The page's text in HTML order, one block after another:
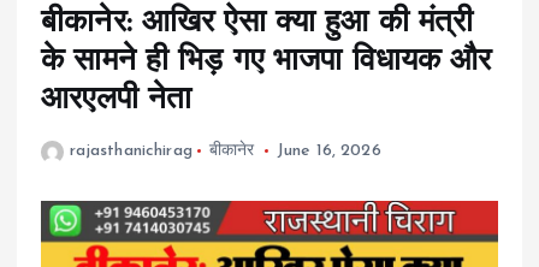
बीकानेर: आखिर ऐसा क्या हुआ की मंत्री
के सामने ही भिड़ गए भाजपा विधायक और
आरएलपी नेता
rajasthanichirag बीकानेर June 16, 2026